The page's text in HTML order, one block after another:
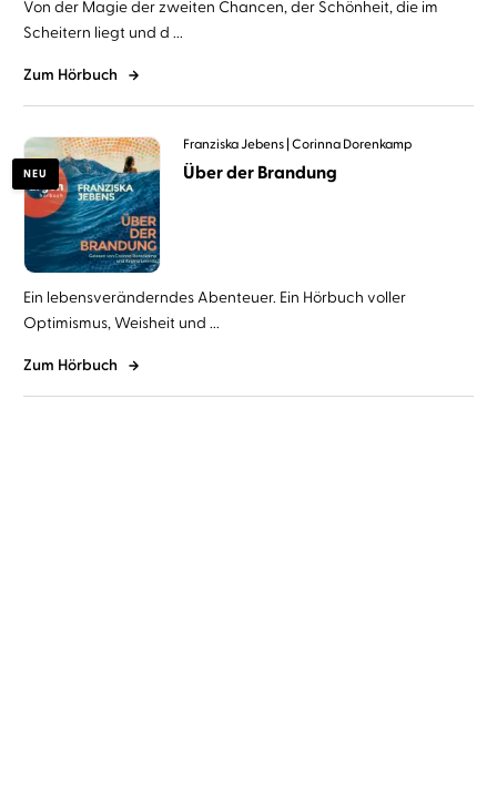
Von der Magie der zweiten Chancen, der Schönheit, die im
Scheitern liegt und d ...
Zum Hörbuch
NEU
Franziska Jebens Corinna Dorenkamp
Über der Brandung
Ein lebensveränderndes Abenteuer. Ein Hörbuch voller
Optimismus, Weisheit und ...
Zum Hörbuch